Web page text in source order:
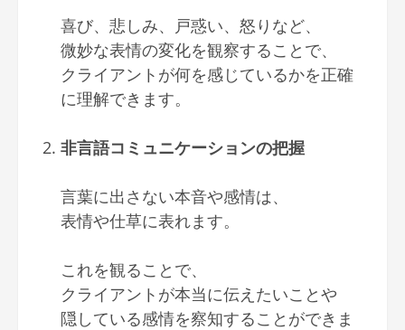
喜び、悲しみ、戸惑い、怒りなど、
微妙な表情の変化を観察することで、
クライアントが何を感じているかを正確
に理解できます。
非言語コミュニケーションの把握
言葉に出さない本音や感情は、
表情や仕草に表れます。
これを観ることで、
クライアントが本当に伝えたいことや
隠している感情を察知することができま